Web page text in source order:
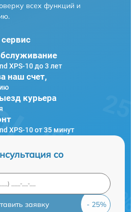
всех функций и
XPS-10 до 3 лет
наш счет,
курьера
XPS-10 от 35 минут
со
заявку